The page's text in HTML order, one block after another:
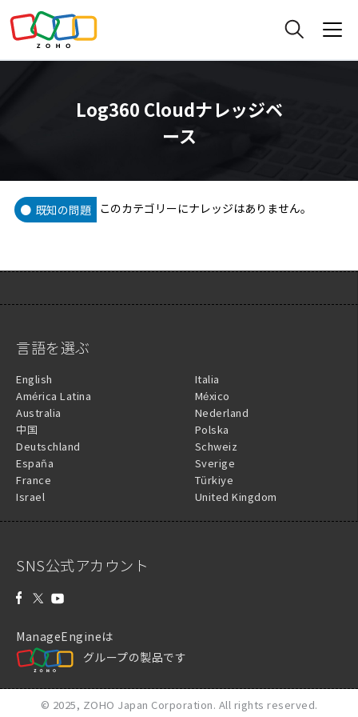
Log360 Cloudナレッジベ
ース
既知の問題 このカテゴリーにナレッジはありません。
言語を選ぶ
English
América Latina
Australia
中国
Deutschland
España
France
Israel
Italia
México
Nederland
Polska
Schweiz
Sverige
Türkiye
United Kingdom
SNS公式アカウント
ManageEngineは
グループの製品です
© 2025, ZOHO Japan Corporation. All rights reserved.